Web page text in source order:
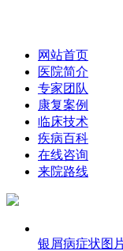
网站首页
医院简介
专家团队
康复案例
临床技术
疾病百科
在线咨询
来院路线
银屑病症状图